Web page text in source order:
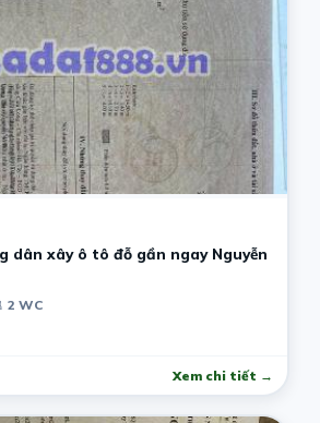
dân xây ô tô đỗ gần ngay Nguyễn
2 WC
Xem chi tiết →